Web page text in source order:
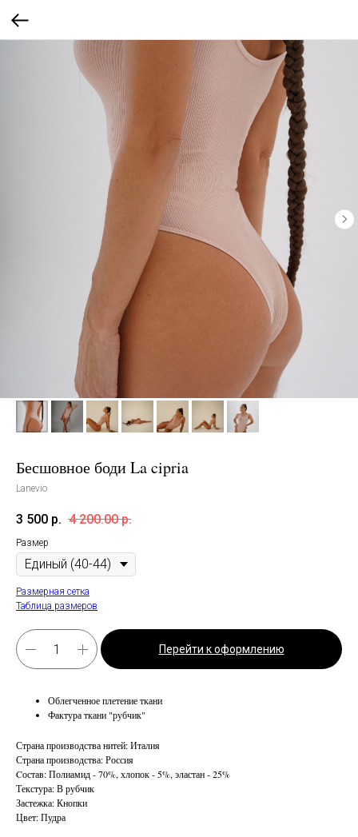
Бесшовное боди La cipria
Lanevio
3 500 р. 4 200.00 р.
Размер
Размерная сетка
Таблица размеров
Перейти к оформлению
Облегченное плетение ткани
Фактура ткани "рубчик"
Страна производства нитей: Италия
Страна производства: Россия
Cостав: Полиамид - 70%, хлопок - 5%, эластан - 25%
Текстура: В рубчик
Застежка: Кнопки
Цвет: Пудра